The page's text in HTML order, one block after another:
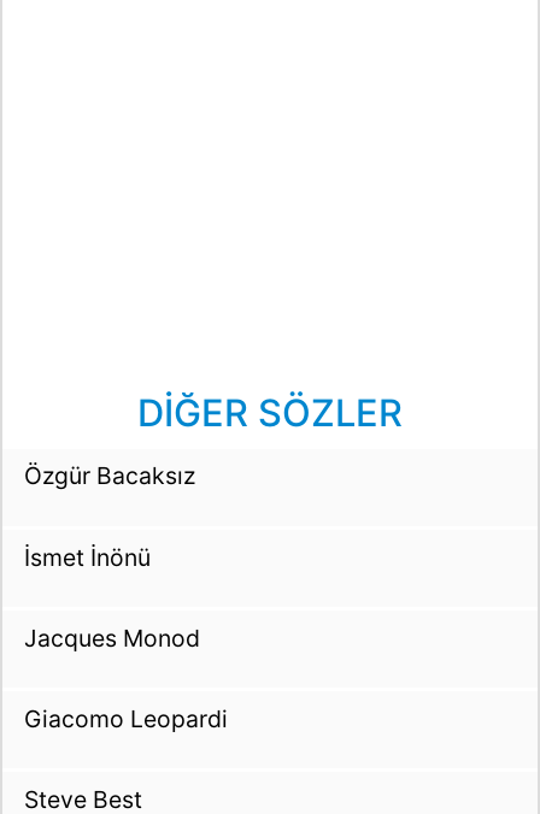
DİĞER SÖZLER
Özgür Bacaksız
İsmet İnönü
Jacques Monod
Giacomo Leopardi
Steve Best